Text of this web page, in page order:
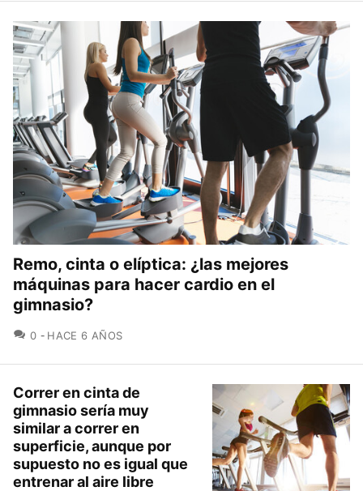
Remo, cinta o elíptica: ¿las mejores
máquinas para hacer cardio en el
gimnasio?
0 COMENTARIOS
HACE 6 AÑOS
Correr en cinta de
gimnasio sería muy
similar a correr en
superficie, aunque por
supuesto no es igual que
entrenar al aire libre